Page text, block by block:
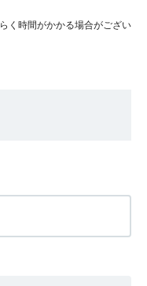
く時間がかかる場合がござい